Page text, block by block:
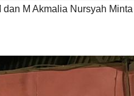
M Akmalia Nursyah Minta